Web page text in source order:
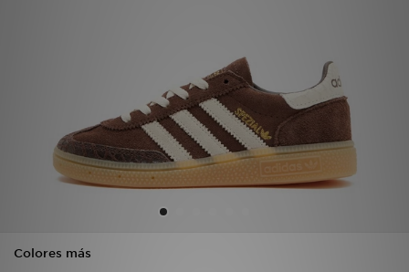
Colores más
Ofertas
TARJETA REGALO